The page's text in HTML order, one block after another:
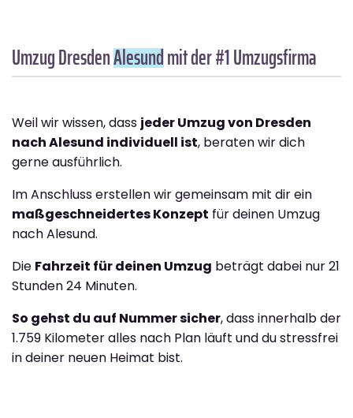
Umzug DresdenAlesundmit der #1 Umzugsfirma
Weil wir wissen, dass jeder Umzug von Dresden
nach Alesund individuell ist, beraten wir dich
gerne ausführlich.
Im Anschluss erstellen wir gemeinsam mit dir ein
maßgeschneidertes Konzept für deinen Umzug
nach Alesund.
Die Fahrzeit für deinen Umzug beträgt dabei nur 21
Stunden 24 Minuten.
So gehst du auf Nummer sicher, dass innerhalb der
1.759 Kilometer alles nach Plan läuft und du stressfrei
in deiner neuen Heimat bist.